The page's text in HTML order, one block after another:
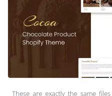
These are exactly the same